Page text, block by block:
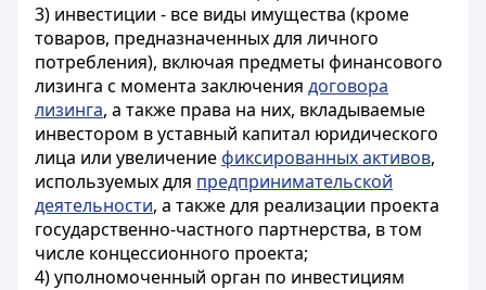
3) инвестиции - все виды имущества (кроме
товаров, предназначенных для личного
потребления), включая предметы финансового
лизинга с момента заключения договора
лизинга, а также права на них, вкладываемые
инвестором в уставный капитал юридического
лица или увеличениефиксированных активов,
используемых для предпринимательской
деятельности, а также для реализации проекта
государственно-частного партнерства, в том
числе концессионного проекта;
4) уполномоченный орган по инвестициям